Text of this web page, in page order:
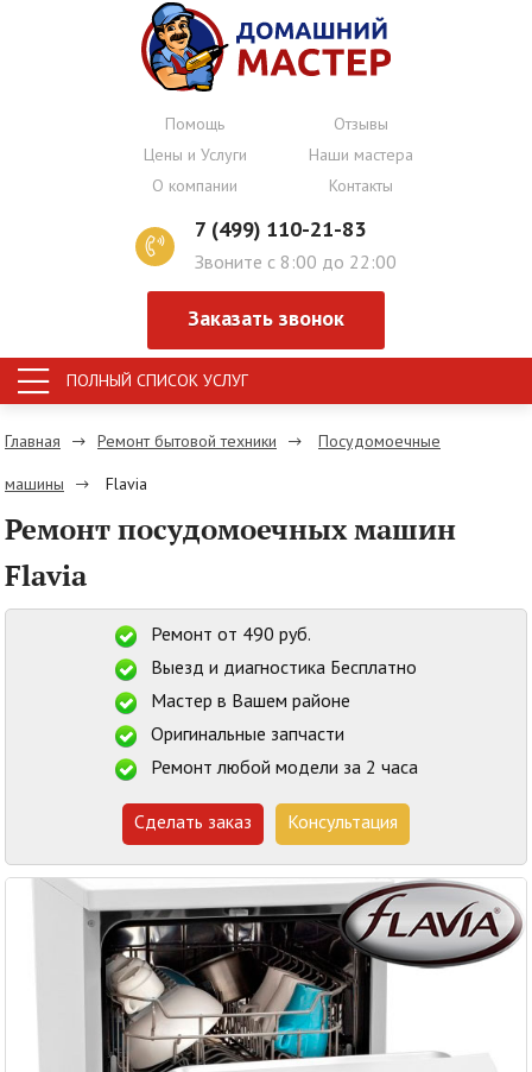
Помощь
Отзывы
Цены и Услуги
Наши мастера
О компании
Контакты
7 (499) 110-21-83
Звоните с 8:00 до 22:00
Заказать звонок
ПОЛНЫЙ СПИСОК УСЛУГ
Главная Ремонт бытовой техники Посудомоечные
машины Flavia
Ремонт посудомоечных машин
Flavia
Ремонт от 490 руб.
Выезд и диагностика Бесплатно
Мастер в Вашем районе
Оригинальные запчасти
Ремонт любой модели за 2 часа
Сделать заказ Консультация